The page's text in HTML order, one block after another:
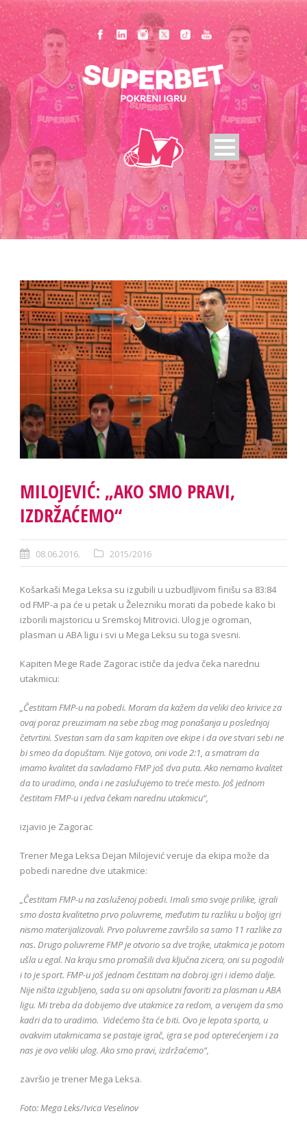
MILOJEVIĆ: „AKO SMO PRAVI,
IZDRŽAĆEMO“
08.06.2016. 2015/2016
Košarkaši Mega Leksa su izgubili u uzbudljivom finišu sa 83:84
od FMP-a pa će u petak u Železniku morati da pobede kako bi
izborili majstoricu u Sremskoj Mitrovici. Ulog je ogroman,
plasman u ABA ligu i svi u Mega Leksu su toga svesni.
Kapiten Mege Rade Zagorac ističe da jedva čeka narednu
utakmicu:
„Čestitam FMP-u na pobedi. Moram da kažem da veliki deo krivice za
ovaj poraz preuzimam na sebe zbog mog ponašanja u poslednjoj
četvrtini. Svestan sam da sam kapiten ove ekipe i da ove stvari sebi ne
bi smeo da dopuštam. Nije gotovo, oni vode 2:1, a smatram da
imamo kvalitet da savladamo FMP još dva puta. Ako nemamo kvalitet
da to uradimo, onda i ne zaslužujemo to treće mesto. Još jednom
čestitam FMP-u i jedva čekam narednu utakmicu“,
izjavio je Zagorac
Trener Mega Leksa Dejan Milojević veruje da ekipa može da
pobedi naredne dve utakmice:
„Čestitam FMP-u na zasluženoj pobedi. Imali smo svoje prilike, igrali
smo dosta kvalitetno prvo poluvreme, međutim tu razliku u boljoj igri
nismo materijalizovali. Prvo poluvreme završilo sa samo 11 razlike za
nas. Drugo poluvreme FMP je otvorio sa dve trojke, utakmica je potom
ušla u egal. Na kraju smo promašili dva ključna zicera, oni su pogodili
i to je sport. FMP-u još jednom čestitam na dobroj igri i idemo dalje.
Nije ništa izgubljeno, sada su oni apsolutni favoriti za plasman u ABA
ligu. Mi treba da dobijemo dve utakmice za redom, a verujem da smo
kadri da to uradimo. Videćemo šta će biti. Ovo je lepota sporta, u
ovakvim utakmicama se postaje igrač, igra se pod opterećenjem i za
nas je ovo veliki ulog. Ako smo pravi, izdržaćemo“,
završio je trener Mega Leksa.
Foto: Mega Leks/Ivica Veselinov